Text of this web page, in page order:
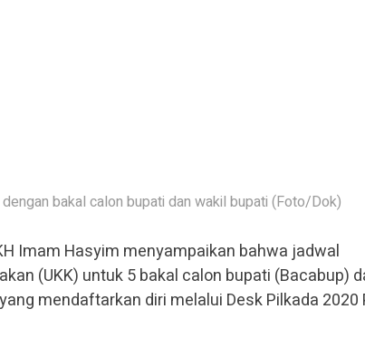
bakal calon bupati dan wakil bupati (Foto/Dok)
Imam Hasyim menyampaikan bahwa jadwal
(UKK) untuk 5 bakal calon bupati (Bacabup)
mendaftarkan diri melalui Desk Pilkada 2020